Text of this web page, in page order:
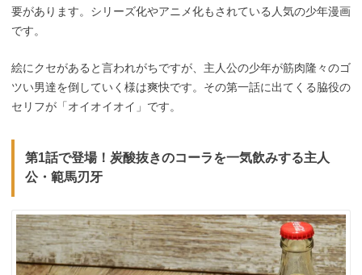
要があります。シリーズ化やアニメ化もされている人気の少年漫画
です。
絵にクセがあると言われがちですが、主人公の少年が筋肉隆々のゴ
ツい男達を倒していく様は爽快です。その第一話に出てくる脇役の
セリフが「オイオイオイ」です。
第1話で登場！炭酸抜きのコーラを一気飲みする主人
公・範馬刃牙